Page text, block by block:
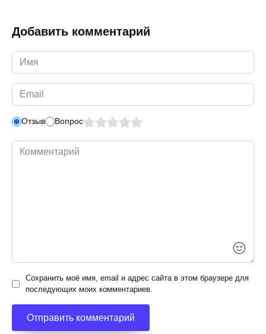
Добавить комментарий
Имя
*
Email
*
Отзыв Вопрос
Комментарий
Сохранить моё имя, email и адрес сайта в этом браузере для
последующих моих комментариев.